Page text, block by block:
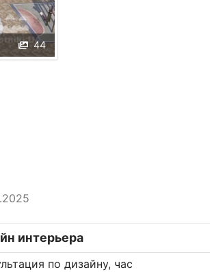
44
интерьера
по дизайну, час